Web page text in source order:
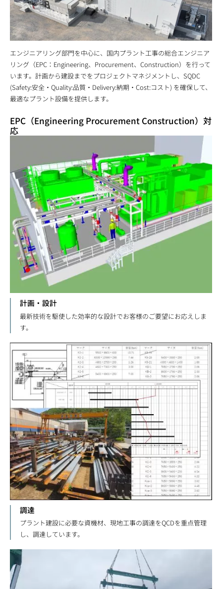
エンジニアリング部門を中心に、国内プラント工事の総合エンジニア
リング（EPC：Engineering、Procurement、Construction）を行って
います。計画から建設までをプロジェクトマネジメントし、SQDC
(Safety:安全・Quality:品質・Delivery:納期・Cost:コスト) を確保して、
最適なプラント設備を提供します。
EPC（Engineering Procurement Construction）対
応
計画・設計
最新技術を駆使した効率的な設計でお客様のご要望にお応えしま
す。
調達
プラント建設に必要な資機材、現地工事の調達をQCDを重点管理
し、調達しています。